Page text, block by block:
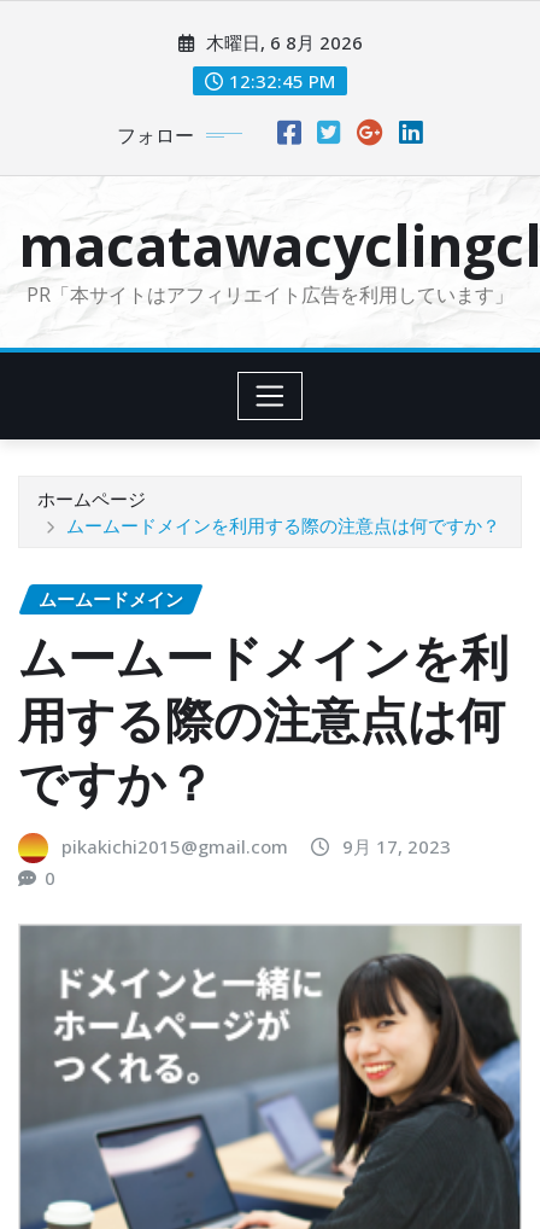
に
木曜日, 6 8月 2026
12:32:47 PM
フォロー
PR「本サイトはアフィリエイト広告を利用しています」
ホームページ
ムームードメインを利用する際の注意点は何ですか？
ムームードメイン
ムームードメインを利
用する際の注意点は何
ですか？
pikakichi2015@gmail.com
9月 17, 2023
0